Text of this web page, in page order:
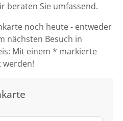
beraten Sie umfassend.
noch heute - entweder
nächsten Besuch in
Mit einem * markierte
werden!